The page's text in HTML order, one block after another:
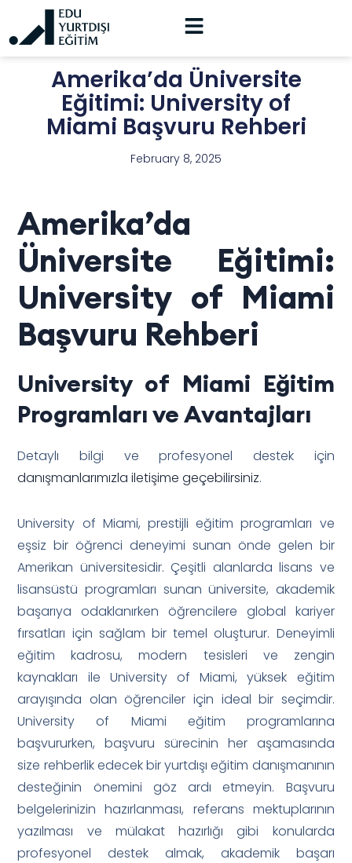
Amerika’da Üniversite
Eğitimi: University of
Miami Başvuru Rehberi
February 8, 2025
Amerika’da
Üniversite Eğitimi:
University of Miami
Başvuru Rehberi
University of Miami Eğitim
Programları ve Avantajları
Detaylı bilgi ve profesyonel destek için
danışmanlarımızla iletişime geçebilirsiniz.
University of Miami, prestijli eğitim programları ve
eşsiz bir öğrenci deneyimi sunan önde gelen bir
Amerikan üniversitesidir. Çeşitli alanlarda lisans ve
lisansüstü programları sunan üniversite, akademik
başarıya odaklanırken öğrencilere global kariyer
fırsatları için sağlam bir temel oluşturur. Deneyimli
eğitim kadrosu, modern tesisleri ve zengin
kaynakları ile University of Miami, yüksek eğitim
arayışında olan öğrenciler için ideal bir seçimdir.
University of Miami eğitim programlarına
başvururken, başvuru sürecinin her aşamasında
size rehberlik edecek bir yurtdışı eğitim danışmanının
desteğinin önemini göz ardı etmeyin. Başvuru
belgelerinizin hazırlanması, referans mektuplarının
yazılması ve mülakat hazırlığı gibi konularda
profesyonel destek almak, akademik başarı